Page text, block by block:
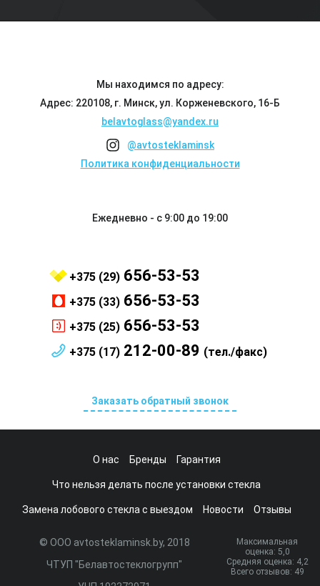
Мы находимся по адресу:
Адрес: 220108, г. Минск, ул. Корженевского, 16-Б
belavtoglass@yandex.ru
@avtosteklaminsk
Политика конфиденциальности
Ежедневно - с 9:00 до 19:00
+375 (29) 656-53-53
+375 (33) 656-53-53
+375 (25) 656-53-53
+375 (17) 212-00-89 (тел./факс)
Заказать обратный звонок
О нас Бренды Гарантия
Что нельзя делать после установки стекла
Замена лобового стекла с выездом Новости Отзывы
© ООО avtosteklaminsk.by, 2018
ЧТУП "Белавтостеклогрупп"
Максимальная
оценка: 5,0
Средняя оценка: 4,2
Всего отзывов: 49